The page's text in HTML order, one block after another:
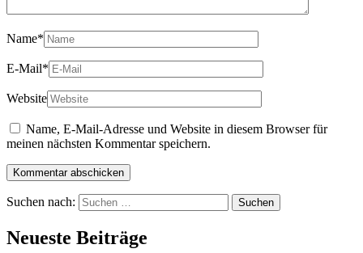
Name*
E-Mail*
Website
Name, E-Mail-Adresse und Website in diesem Browser für
meinen nächsten Kommentar speichern.
Suchen nach:
Neueste Beiträge